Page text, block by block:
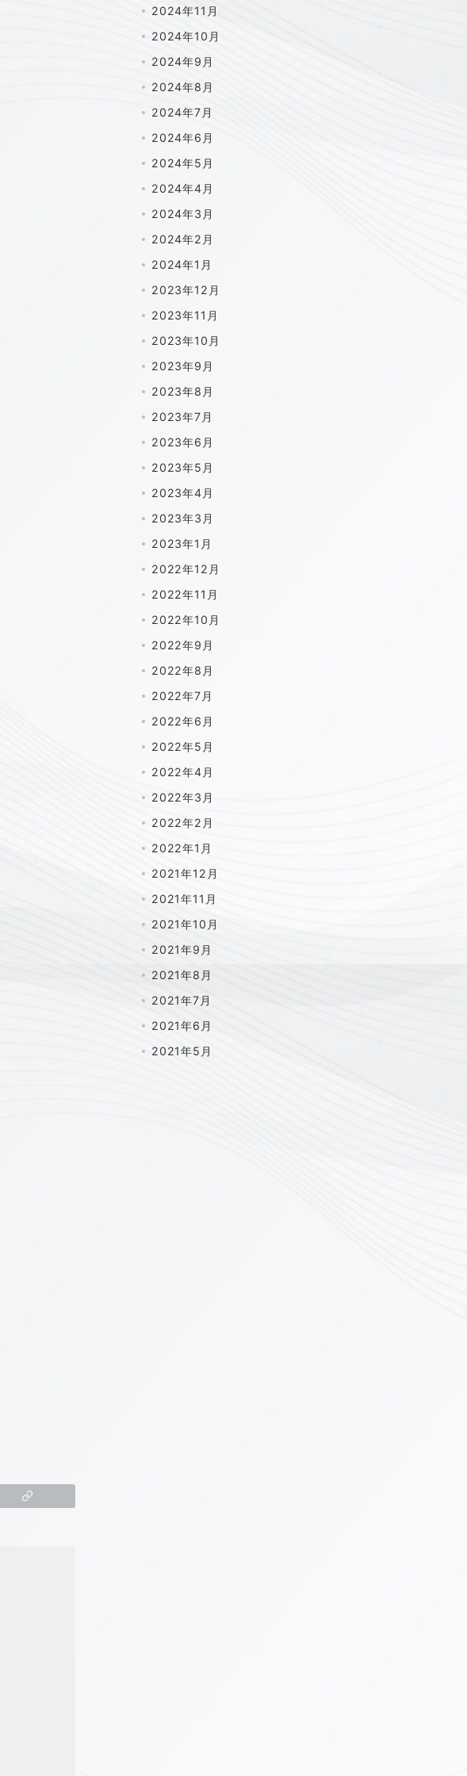
2024年11月
2024年10月
2024年9月
2024年8月
2024年7月
2024年6月
2024年5月
2024年4月
2024年3月
2024年2月
2024年1月
2023年12月
2023年11月
2023年10月
2023年9月
2023年8月
2023年7月
2023年6月
2023年5月
2023年4月
2023年3月
2023年1月
2022年12月
2022年11月
2022年10月
2022年9月
2022年8月
2022年7月
2022年6月
2022年5月
2022年4月
2022年3月
2022年2月
2022年1月
2021年12月
2021年11月
2021年10月
2021年9月
2021年8月
2021年7月
2021年6月
2021年5月